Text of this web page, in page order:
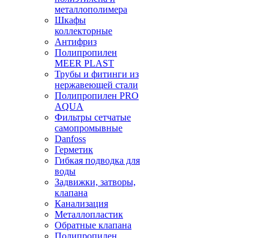
металлополимера
Шкафы
коллекторные
Антифриз
Полипропилен
MEER PLAST
Трубы и фитинги из
нержавеющей стали
Полипропилен PRO
AQUA
Фильтры сетчатые
самопромывные
Danfoss
Герметик
Гибкая подводка для
воды
Задвижки, затворы,
клапана
Канализация
Металлопластик
Обратные клапана
Полипропилен